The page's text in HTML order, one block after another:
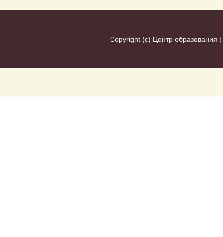
Copyright (c) Центр образования |